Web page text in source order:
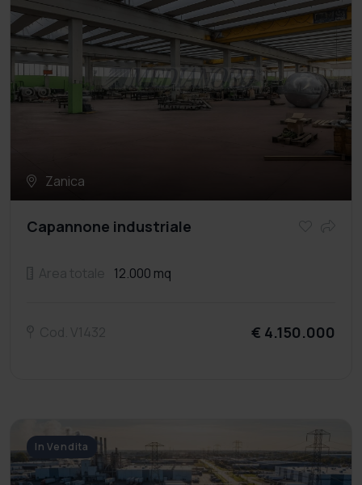
Zanica
Capannone industriale
12.000 mq
€ 4.150.000
In Vendita